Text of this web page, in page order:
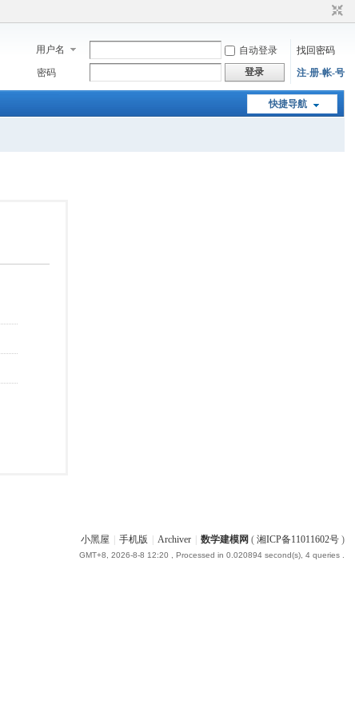
用户名 自动登录
找回密码
密码
登录 注-册-帐-号
快捷导航
小黑屋 手机版 Archiver 数学建模网 ( 湘ICP备11011602号)
GMT+8, 2026-8-8 12:20 , Processed in 0.020894 second(s), 4 queries .